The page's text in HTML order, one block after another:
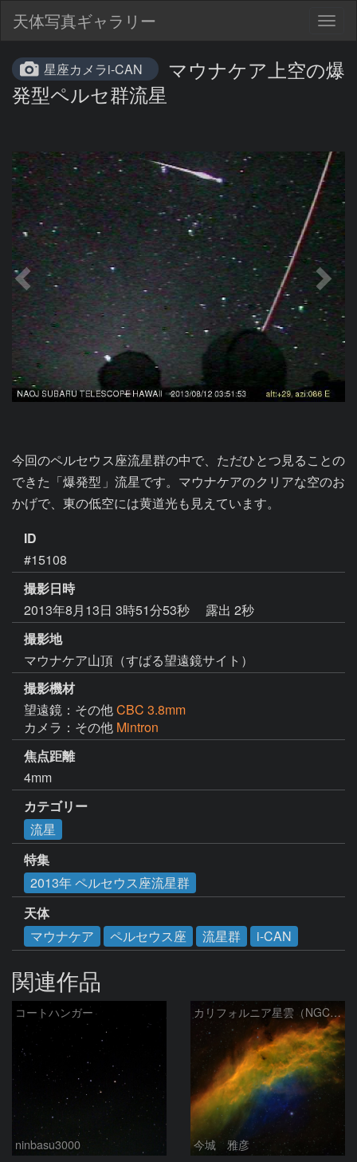
天体写真ギャラリー
星座カメラi-CAN
マウナケア上空の爆
発型ペルセ群流星
今回のペルセウス座流星群の中で、ただひとつ見ることの
できた「爆発型」流星です。マウナケアのクリアな空のお
かげで、東の低空には黄道光も見えています。
ID
#15108
撮影日時
2013年8月13日 3時51分53秒
露出 2秒
撮影地
マウナケア山頂（すばる望遠鏡サイト）
撮影機材
望遠鏡：その他CBC 3.8mm
カメラ：その他 Mintron
焦点距離
4mm
カテゴリー
流星
特集
2013年 ペルセウス座流星群
天体
マウナケア
ペルセウス座 流星群 i-CAN
関連作品
コートハンガー
ninbasu3000
カリフォルニア星雲（NGC 1499）
今城 雅彦